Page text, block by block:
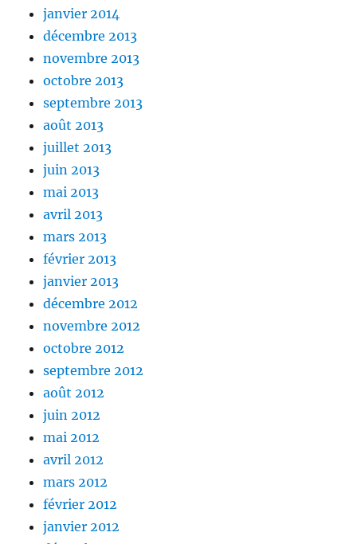
janvier 2014
décembre 2013
novembre 2013
octobre 2013
septembre 2013
août 2013
juillet 2013
juin 2013
mai 2013
avril 2013
mars 2013
février 2013
janvier 2013
décembre 2012
novembre 2012
octobre 2012
septembre 2012
août 2012
juin 2012
mai 2012
avril 2012
mars 2012
février 2012
janvier 2012